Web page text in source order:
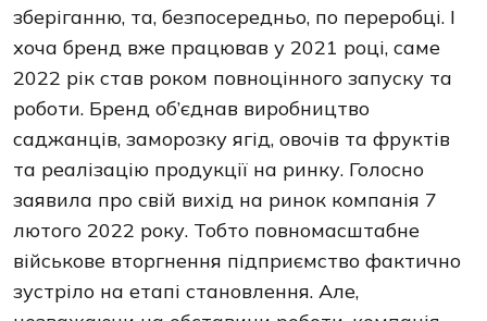
зберіганню, та, безпосередньо, по переробці. І
хоча бренд вже працював у 2021 році, саме
2022 рік став роком повноцінного запуску та
роботи. Бренд об’єднав виробництво
саджанців, заморозку ягід, овочів та фруктів
та реалізацію продукції на ринку. Голосно
заявила про свій вихід на ринок компанія 7
лютого 2022 року. Тобто повномасштабне
військове вторгнення підприємство фактично
зустріло на етапі становлення. Але,